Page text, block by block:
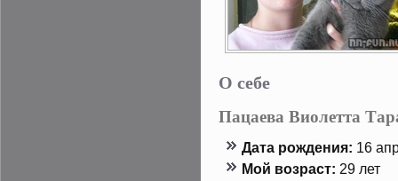
О себе
Пацаева Виолетта
Дата рождения: 16
Мой возраст: 29 лет